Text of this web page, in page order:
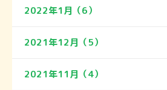
2022年1月（6）
2021年12月（5）
2021年11月（4）